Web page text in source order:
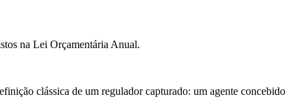
na Lei Orçamentária Anual.
clássica de um regulador capturado: um agente concebido